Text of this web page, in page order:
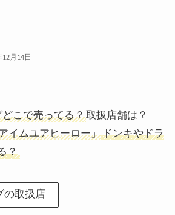
12月14日
どこで売ってる？取扱店舗は？
イムユアヒーロー」ドンキやドラ
？
の取扱店